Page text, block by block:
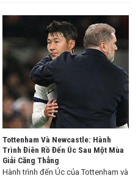
Tottenham Và Newcastle: Hành
Trình Điên Rồ Đến Úc Sau Một Mùa
Giải Căng Thẳng
Hành trình đến Úc của Tottenham và